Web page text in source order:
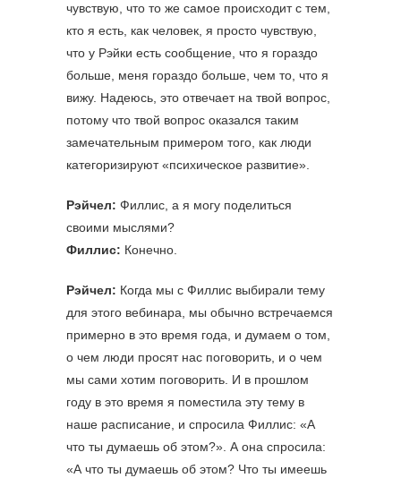
чувствую, что то же самое происходит с тем,
кто я есть, как человек, я просто чувствую,
что у Рэйки есть сообщение, что я гораздо
больше, меня гораздо больше, чем то, что я
вижу. Надеюсь, это отвечает на твой вопрос,
потому что твой вопрос оказался таким
замечательным примером того, как люди
категоризируют «психическое развитие».
Рэйчел: Филлис, а я могу поделиться
своими мыслями?
Филлис: Конечно.
Рэйчел: Когда мы с Филлис выбирали тему
для этого вебинара, мы обычно встречаемся
примерно в это время года, и думаем о том,
о чем люди просят нас поговорить, и о чем
мы сами хотим поговорить. И в прошлом
году в это время я поместила эту тему в
наше расписание, и спросила Филлис: «А
что ты думаешь об этом?». А она спросила:
«А что ты думаешь об этом? Что ты имеешь